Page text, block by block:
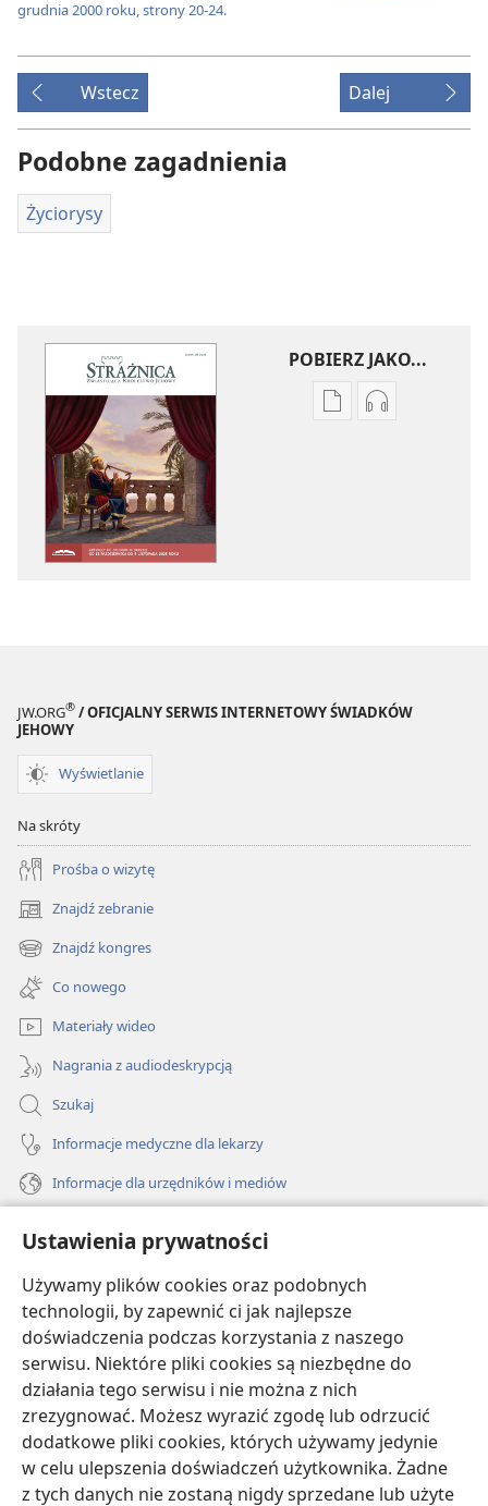
Ustawienia prywatności
Używamy plików cookies oraz podobnych
technologii, by zapewnić ci jak najlepsze
doświadczenia podczas korzystania z naszego
serwisu. Niektóre pliki cookies są niezbędne do
działania tego serwisu i nie można z nich
zrezygnować. Możesz wyrazić zgodę lub odrzucić
dodatkowe pliki cookies, których używamy jedynie
w celu ulepszenia doświadczeń użytkownika. Żadne
z tych danych nie zostaną nigdy sprzedane lub użyte
grudnia 2000 roku, strony 20-24.
Wstecz Dalej
Podobne zagadnienia
Życiorysy
POBIERZ JAKO...
UstawieniaUstawienia
JW.ORG® / OFICJALNY SERWIS INTERNETOWY ŚWIADKÓW
JEHOWY
Wyświetlanie
Na skróty
Prośba o wizytę
Znajdź zebranie
(opens
new
window)
Znajdź kongres
(opens
new
window)
Co nowego
Materiały wideo
Nagrania z audiodeskrypcją
Szukaj
Informacje medyczne dla lekarzy
Informacje dla urzędników i mediów
Darowizny
(opens
new
window)BIBLIOTEKA INTERNETOWA Strażnicy
(opens
new
window)JW Hub
(opens
new
window)JW Library
Watchtower Library